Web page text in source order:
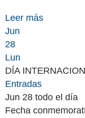
Leer más
Jun
28
Lun
DÍA
Entradas
Jun 28 todo el día
Fecha